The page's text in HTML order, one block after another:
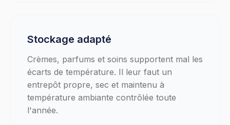
Stockage adapté
Crèmes, parfums et soins supportent mal les
écarts de température. Il leur faut un
entrepôt propre, sec et maintenu à
température ambiante contrôlée toute
l'année.